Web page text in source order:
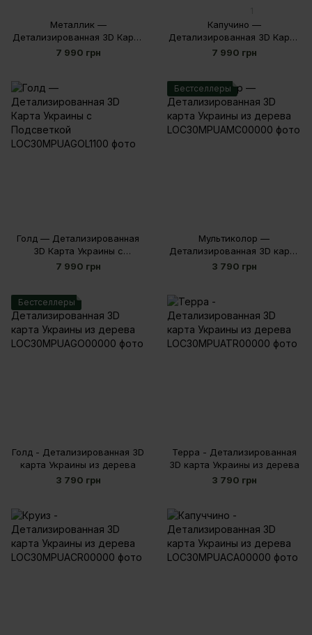
Металлик —
Детализированная 3D Карта
Украины с Подсветкой
7 990 грн
Капучино —
Детализированная 3D Карта
Украины с Подсветкой
7 990 грн
Голд — Детализированная
3D Карта Украины с
Подсветкой
7 990 грн
Бестселлеры
Мультиколор —
Детализированная 3D карта
Украины из дерева
3 790 грн
Бестселлеры
Голд - Детализированная 3D
карта Украины из дерева
3 790 грн
Терра - Детализированная
3D карта Украины из дерева
3 790 грн